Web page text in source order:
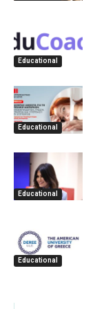
Educational
Educational
Educational
Educational